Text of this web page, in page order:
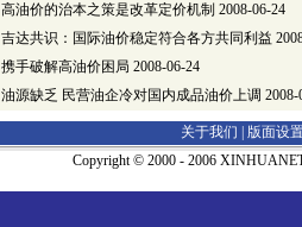
高油价的治本之策是改革定价机制 2008-06-24
吉达共识：国际油价稳定符合各方共同利益
携手破解高油价困局 2008-06-24
油源缺乏 民营油企冷对国内成品油价上调 2008-
关于我们 | 版面设
Copyright © 2000 - 2006